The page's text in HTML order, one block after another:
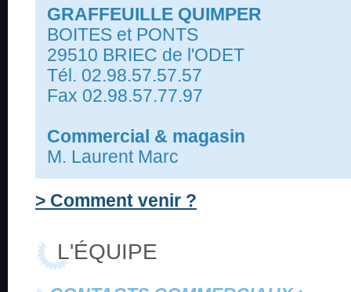
GRAFFEUILLE QUIMPER
BOITES et PONTS
29510 BRIEC de l'ODET
Tél. 02.98.57.57.57
Fax 02.98.57.77.97
Commercial & magasin
M. Laurent Marc
> Comment venir ?
L'ÉQUIPE